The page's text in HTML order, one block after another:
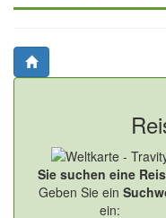
Sie suchen eine
Geben Sie ein
ein: